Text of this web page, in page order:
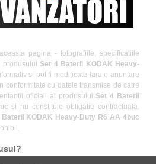
pagina - fotografiile, specificatiile
produsului Set 4 Baterii KODAK Heavy-
si pot fi modificate fara o anuntare
conformitate cu datele transmise de catre
oficiali ai produsului Set 4 Baterii
si nu constituie obligatie contractuala.
Baterii KODAK Heavy-Duty R6 AA 4buc